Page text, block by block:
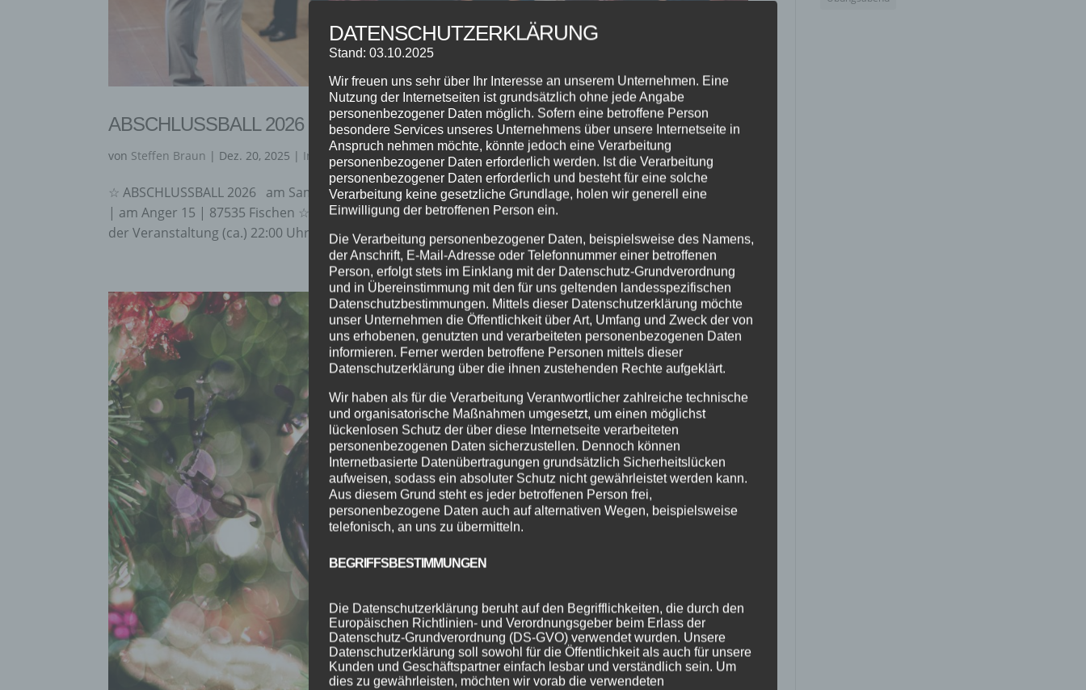
ABSCHLUSSBALL 2026
von Steffen Braun | Dez. 20, 2025 | Info
☆ ABSCHLUSSBALL 2026 am Samstag, 21.02.2026 | 18:00 Uhr ☆ VERANSTALTUNGSORT : Fiskina Fischen
| am Anger 15 | 87535 Fischen ☆ ZEITPLAN : 17:30 Uhr Einlass 17:45 Uhr Gruppenfotos 18:00 Uhr Beginn
der Veranstaltung (ca.) 22:00 Uhr Ende der Veranstaltung ☆...
DATENSCHUTZERKLÄRUNG
Stand: 03.10.2025
Wir freuen uns sehr über Ihr Interesse an unserem Unternehmen. Eine
Nutzung der Internetseiten ist grundsätzlich ohne jede Angabe
personenbezogener Daten möglich. Sofern eine betroffene Person
besondere Services unseres Unternehmens über unsere Internetseite in
Anspruch nehmen möchte, könnte jedoch eine Verarbeitung
personenbezogener Daten erforderlich werden. Ist die Verarbeitung
personenbezogener Daten erforderlich und besteht für eine solche
Verarbeitung keine gesetzliche Grundlage, holen wir generell eine
Einwilligung der betroffenen Person ein.
Die Verarbeitung personenbezogener Daten, beispielsweise des Namens,
der Anschrift, E-Mail-Adresse oder Telefonnummer einer betroffenen
Person, erfolgt stets im Einklang mit der Datenschutz-Grundverordnung
und in Übereinstimmung mit den für uns geltenden landesspezifischen
Datenschutzbestimmungen. Mittels dieser Datenschutzerklärung möchte
unser Unternehmen die Öffentlichkeit über Art, Umfang und Zweck der von
uns erhobenen, genutzten und verarbeiteten personenbezogenen Daten
informieren. Ferner werden betroffene Personen mittels dieser
Datenschutzerklärung über die ihnen zustehenden Rechte aufgeklärt.
Wir haben als für die Verarbeitung Verantwortlicher zahlreiche technische
und organisatorische Maßnahmen umgesetzt, um einen möglichst
lückenlosen Schutz der über diese Internetseite verarbeiteten
personenbezogenen Daten sicherzustellen. Dennoch können
Internetbasierte Datenübertragungen grundsätzlich Sicherheitslücken
aufweisen, sodass ein absoluter Schutz nicht gewährleistet werden kann.
Aus diesem Grund steht es jeder betroffenen Person frei,
personenbezogene Daten auch auf alternativen Wegen, beispielsweise
telefonisch, an uns zu übermitteln.
BEGRIFFSBESTIMMUNGEN
Die Datenschutzerklärung beruht auf den Begrifflichkeiten, die durch den
Europäischen Richtlinien- und Verordnungsgeber beim Erlass der
Datenschutz-Grundverordnung (DS-GVO) verwendet wurden. Unsere
Datenschutzerklärung soll sowohl für die Öffentlichkeit als auch für unsere
Kunden und Geschäftspartner einfach lesbar und verständlich sein. Um
dies zu gewährleisten, möchten wir vorab die verwendeten